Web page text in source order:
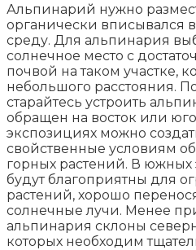
Альпинарий нужно
органически вписывался
среду. Для альпинария
солнечное место с
почвой на таком участке,
небольшого расстояния.
старайтесь устроить
обращен на восток или
экспозициях можно
свойственные условиям
горных растений. В южных
будут благоприятны для
растений, хорошо
солнечные лучи. Менее
альпинария склоны
которых необходим